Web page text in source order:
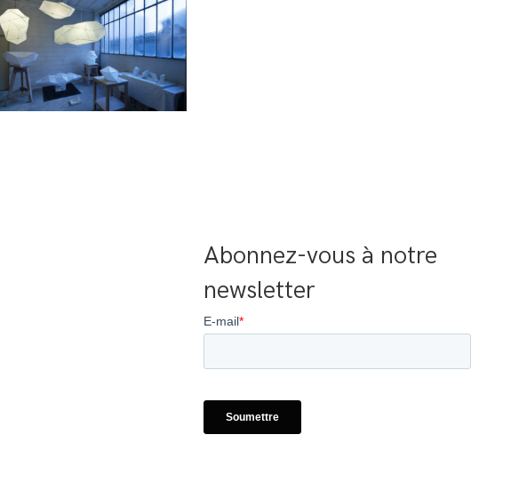
Abonnez-vous à notre
newsletter